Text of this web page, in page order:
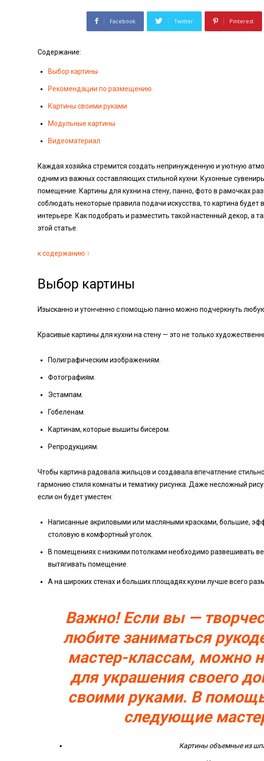
Facebook Twitter Pinterest
Содержание:
Выбор картины
Рекомендации по размещению
Картины своими руками
Модульные картины
Видеоматериал
Каждая хозяйка стремится создать непринужденную и уютную
одним из важных составляющих стильной кухни. Кухонные
помещение. Картины для кухни на стену, панно, фото в рамочках
соблюдать некоторые правила подачи искусства, то картина будет
интерьере. Как подобрать и разместить такой настенный декор, а
этой статье.
к содержанию ↑
Выбор картины
Изысканно и утонченно с помощью панно можно подчеркнуть
Красивые картины для кухни на стену — это не только
Полиграфическим изображениям.
Фотографиям.
Эстампам.
Гобеленам.
Картинам, которые вышиты бисером.
Репродукциям.
Чтобы картина радовала жильцов и создавала впечатление
гармонию стиля комнаты и тематику рисунка. Даже несложный
если он будет уместен:
Написанные акриловыми или масляными красками, большие,
столовую в комфортный уголок.
В помещениях с низкими потолками необходимо развешивать
вытягивать помещение.
А на широких стенах и больших площадях кухни лучше всего
Важно! Если вы —
любите заниматься
мастер-классам, можно
для украшения своего
своими руками. В
следующие
Картины объемные из